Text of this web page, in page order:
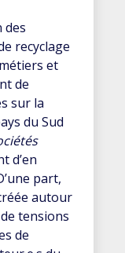
des
recyclage
et
de
sur la
du Sud
d’en
part,
autour
tensions
de